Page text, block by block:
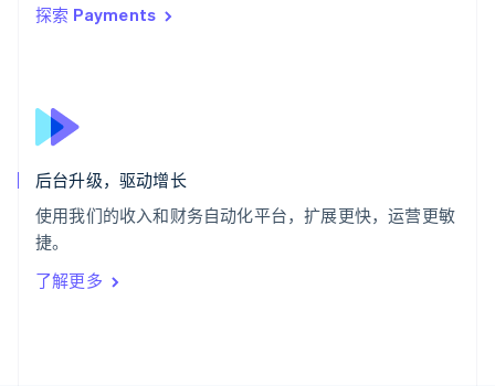
探索 Payments
后台升级，驱动增长
使用我们的收入和财务自动化平台，扩展更快，运营更敏
捷。
了解更多
English
新西兰
匈牙利
意大利
印度
English